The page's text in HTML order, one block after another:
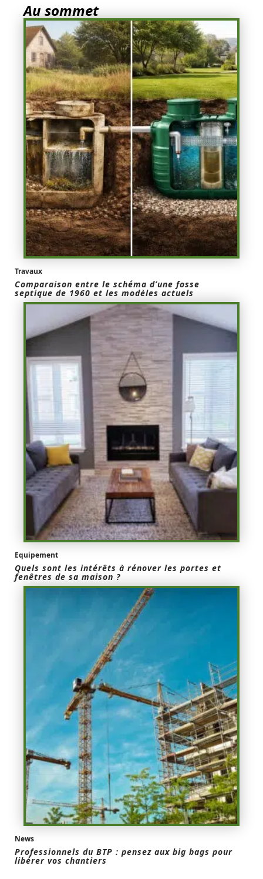
Au sommet
Travaux
Comparaison entre le schéma d’une fosse
septique de 1960 et les modèles actuels
Equipement
Quels sont les intérêts à rénover les portes et
fenêtres de sa maison ?
News
Professionnels du BTP : pensez aux big bags pour
libérer vos chantiers